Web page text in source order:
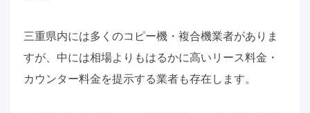
三重県内には多くのコピー機・複合機業者がありま
すが、中には相場よりもはるかに高いリース料金・
カウンター料金を提示する業者も存在します。